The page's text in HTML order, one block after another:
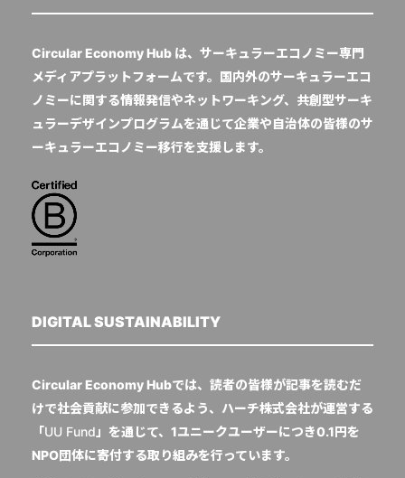
Circular Economy Hub は、サーキュラーエコノミー専門
メディアプラットフォームです。国内外のサーキュラーエコ
ノミーに関する情報発信やネットワーキング、共創型サーキ
ュラーデザインプログラムを通じて企業や自治体の皆様のサ
ーキュラーエコノミー移行を支援します。
DIGITAL SUSTAINABILITY
Circular Economy Hubでは、読者の皆様が記事を読むだ
けで社会貢献に参加できるよう、ハーチ株式会社が運営する
「UU Fund 」を通じて、1ユニークユーザーにつき0.1円を
NPO団体に寄付する取り組みを行っています。